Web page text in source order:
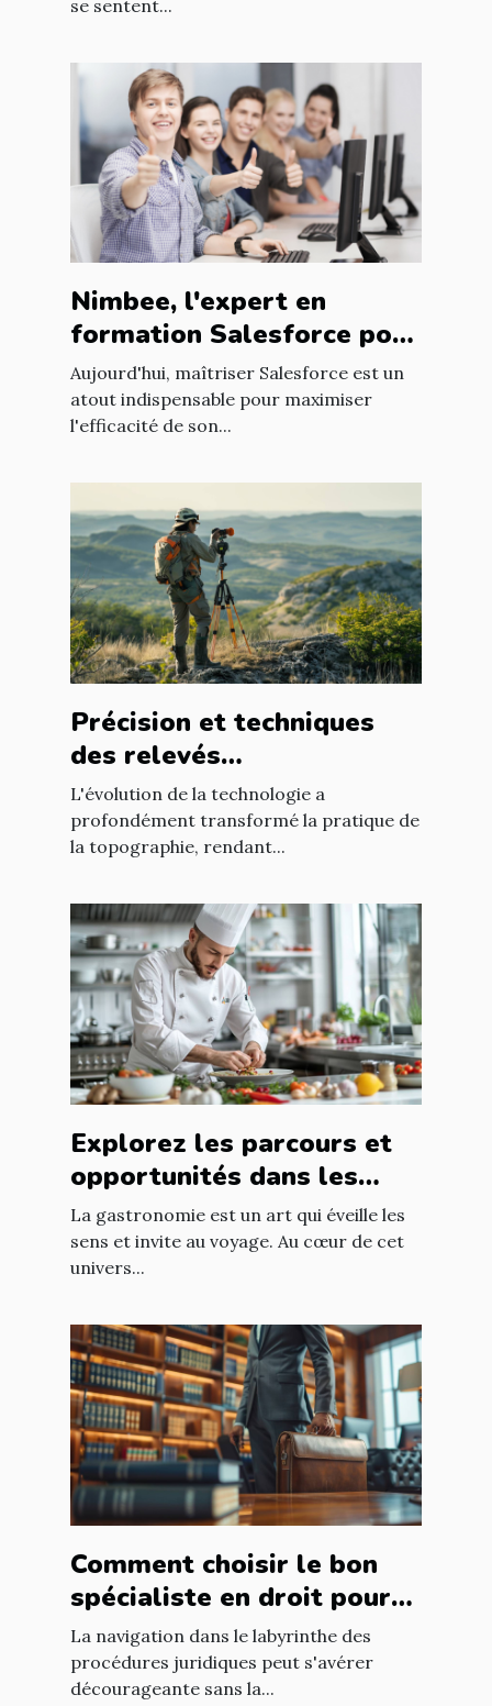
se sentent...
Nimbee, l'expert en
formation Salesforce pour
booster vos compétences
Aujourd'hui, maîtriser Salesforce est un
atout indispensable pour maximiser
l'efficacité de son...
Précision et techniques
des relevés
topographiques modernes
L'évolution de la technologie a
profondément transformé la pratique de
la topographie, rendant...
Explorez les parcours et
opportunités dans les
métiers de bouche
La gastronomie est un art qui éveille les
sens et invite au voyage. Au cœur de cet
univers...
Comment choisir le bon
spécialiste en droit pour
vos besoins juridiques
La navigation dans le labyrinthe des
procédures juridiques peut s'avérer
décourageante sans la...